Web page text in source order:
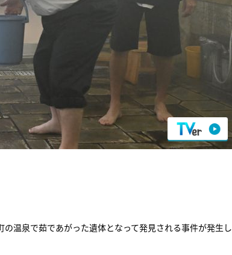
温泉で茹であがった遺体となって発見される事件が発生し